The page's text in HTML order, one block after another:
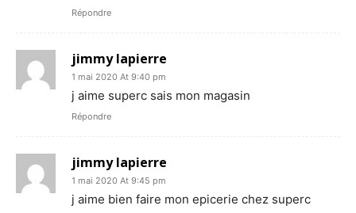
Répondre
jimmy lapierre
1 mai 2020 At 9:40 pm
j aime superc sais mon magasin
Répondre
jimmy lapierre
1 mai 2020 At 9:45 pm
j aime bien faire mon epicerie chez superc